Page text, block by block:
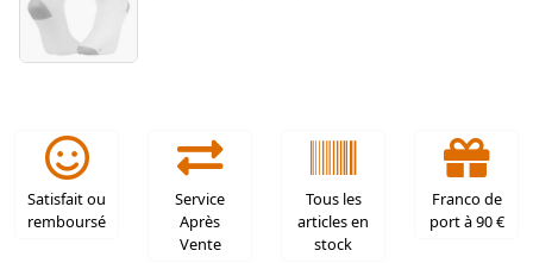
Satisfait ou
remboursé
Service
Après
Vente
Tous les
articles en
stock
Franco de
port à 90 €